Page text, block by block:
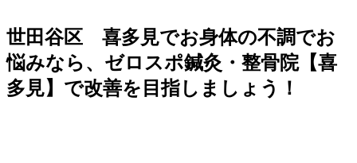
世田谷区 喜多見でお身体の不調でお
悩みなら、ゼロスポ鍼灸・整骨院【喜
多見】で改善を目指しましょう！